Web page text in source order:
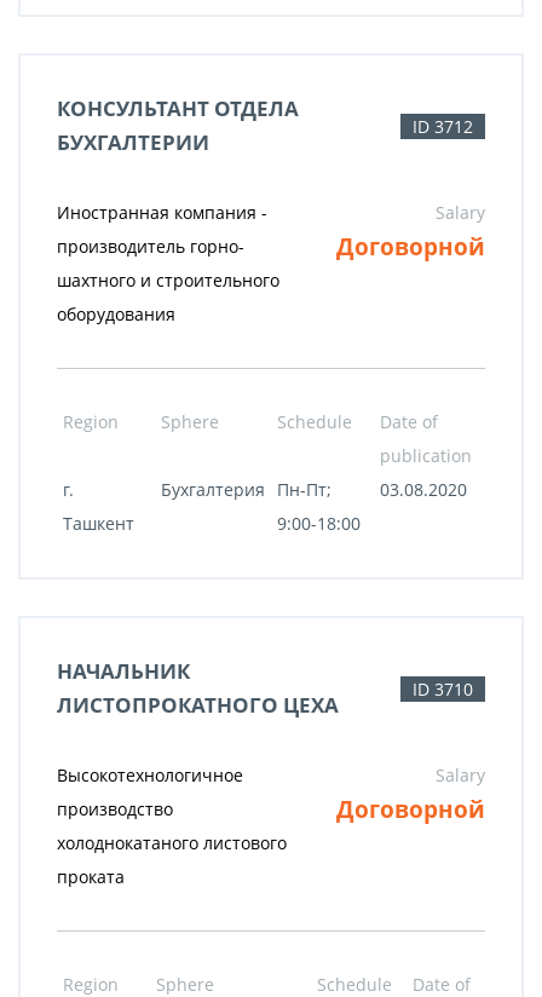
КОНСУЛЬТАНТ ОТДЕЛА
БУХГАЛТЕРИИ
ID 3712
Иностранная компания -
производитель горно-
шахтного и строительного
оборудования
Salary
Договорной
Region Sphere Schedule
Date of
publication
г.
Ташкент
Бухгалтерия
Пн-Пт;
9:00-18:00
03.08.2020
НАЧАЛЬНИК
ЛИСТОПРОКАТНОГО ЦЕХА
ID 3710
Высокотехнологичное
производство
холоднокатаного листового
проката
Salary
Договорной
Region Sphere Schedule
Date of